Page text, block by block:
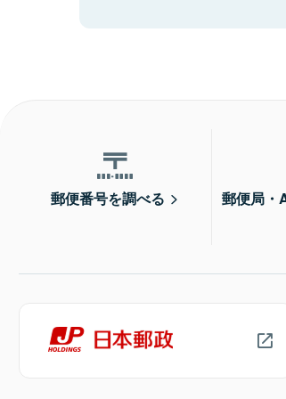
郵便番号を調べる
郵便局・